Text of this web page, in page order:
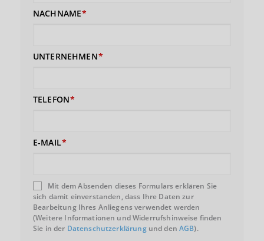
NACHNAME
UNTERNEHMEN
TELEFON
E-MAIL
Mit dem Absenden dieses Formulars erklären Sie
sich damit einverstanden, dass Ihre Daten zur
Bearbeitung Ihres Anliegens verwendet werden
(Weitere Informationen und Widerrufshinweise finden
Sie in der Datenschutzerklärungund denAGB).